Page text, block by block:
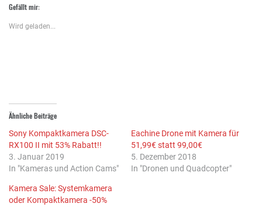
zu
teilen
in
neuem
Gefällt mir:
Wird geladen...
Ähnliche Beiträge
Sony Kompaktkamera DSC-
RX100 II mit 53% Rabatt!!
3. Januar 2019
In "Kameras und Action Cams"
Eachine Drone mit Kamera für
51,99€ statt 99,00€
5. Dezember 2018
In "Dronen und Quadcopter"
Kamera Sale: Systemkamera
oder Kompaktkamera -50%